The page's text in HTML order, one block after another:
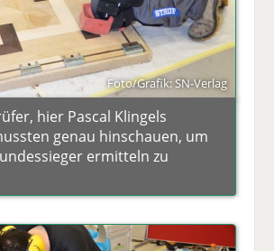
Foto/Grafik: SN-Verlag
hier Pascal Klingels
genau hinschauen, um
ermitteln zu